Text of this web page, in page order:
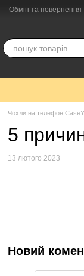
Обмін та повернення
Чохли на телефон
5
13 лютого 2023
Новий